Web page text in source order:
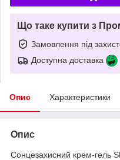
Що таке купити з
Замовлення під
Доступна доставка
Опис Характеристики
Опис
Сонцезахисний крем-гель